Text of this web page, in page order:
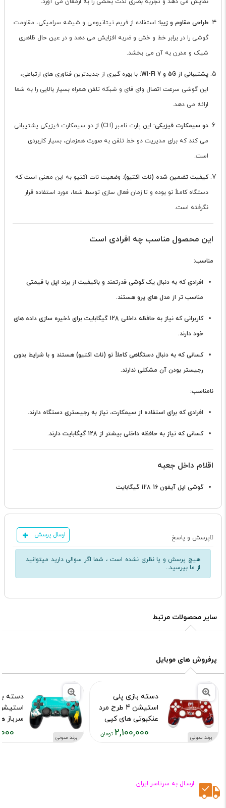
طراحی مقاوم و زیبا: استفاده از فریم تیتانیومی و شیشه سرامیکی، مقاومت
گوشی را در برابر خط و خش و ضربه افزایش می دهد و در عین حال ظاهری
شیک و مدرن به آن می بخشد.
پشتیبانی از 5G و Wi-Fi 7:
با بهره گیری از جدیدترین فناوری های ارتباطی،
این گوشی سرعت اتصال وای فای و شبکه تلفن همراه بسیار بالایی را به شما
ارائه می دهد.
دو سیمکارت فیزیکی:
این پارت نامبر (CH) از دو سیمکارت فیزیکی پشتیبانی
می کند که برای مدیریت دو خط تلفن به صورت همزمان، بسیار کاربردی
است.
کیفیت تضمین شده (نات اکتیو): وضعیت نات اکتیو به این معنی است که
دستگاه کاملاً نو بوده و تا زمان فعال سازی توسط شما، مورد استفاده قرار
نگرفته است.
این محصول مناسب چه افرادی است
مناسب:
افرادی که به دنبال یک گوشی قدرتمند و باکیفیت از برند اپل با قیمتی
مناسب تر از مدل های پرو هستند.
کاربرانی که نیاز به حافظه داخلی 128 گیگابایت برای ذخیره سازی داده های
خود دارند.
کسانی که به دنبال دستگاهی کاملاً نو (نات اکتیو) هستند و با شرایط بدون
رجیستر بودن آن مشکلی ندارند.
نامناسب:
افرادی که برای استفاده از سیمکارت، نیاز به رجیستری دستگاه دارند.
کسانی که نیاز به حافظه داخلی بیشتر از 128 گیگابایت دارند.
اقلام داخل جعبه
گوشی اپل آیفون 16 128 گیگابایت
پرسش و پاسخ ارسال پرسش
هیچ پرسش و یا نظری نشده است ، شما اگر سوالی دارید میتوانید
از ما بپرسید..
سایر محصولات مرتبط
پرفروش های موبایل
برند سونی
دسته بازی پلی
استیشن 4 طرح مرد
عنکبوتی های کپی
کد محصول :10015973
2,100,000 برند سونی
دسته
سرباز
کد محصول
ارسـال به سرتاسر ایران